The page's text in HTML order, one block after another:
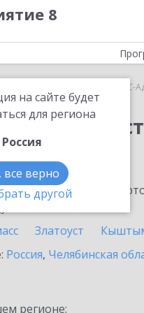
8
на сайте будет
для региона
Россия
все верно
другой
1С-
1С-
Уфалее
Златоуст
Россия, Челябинская
регионе: